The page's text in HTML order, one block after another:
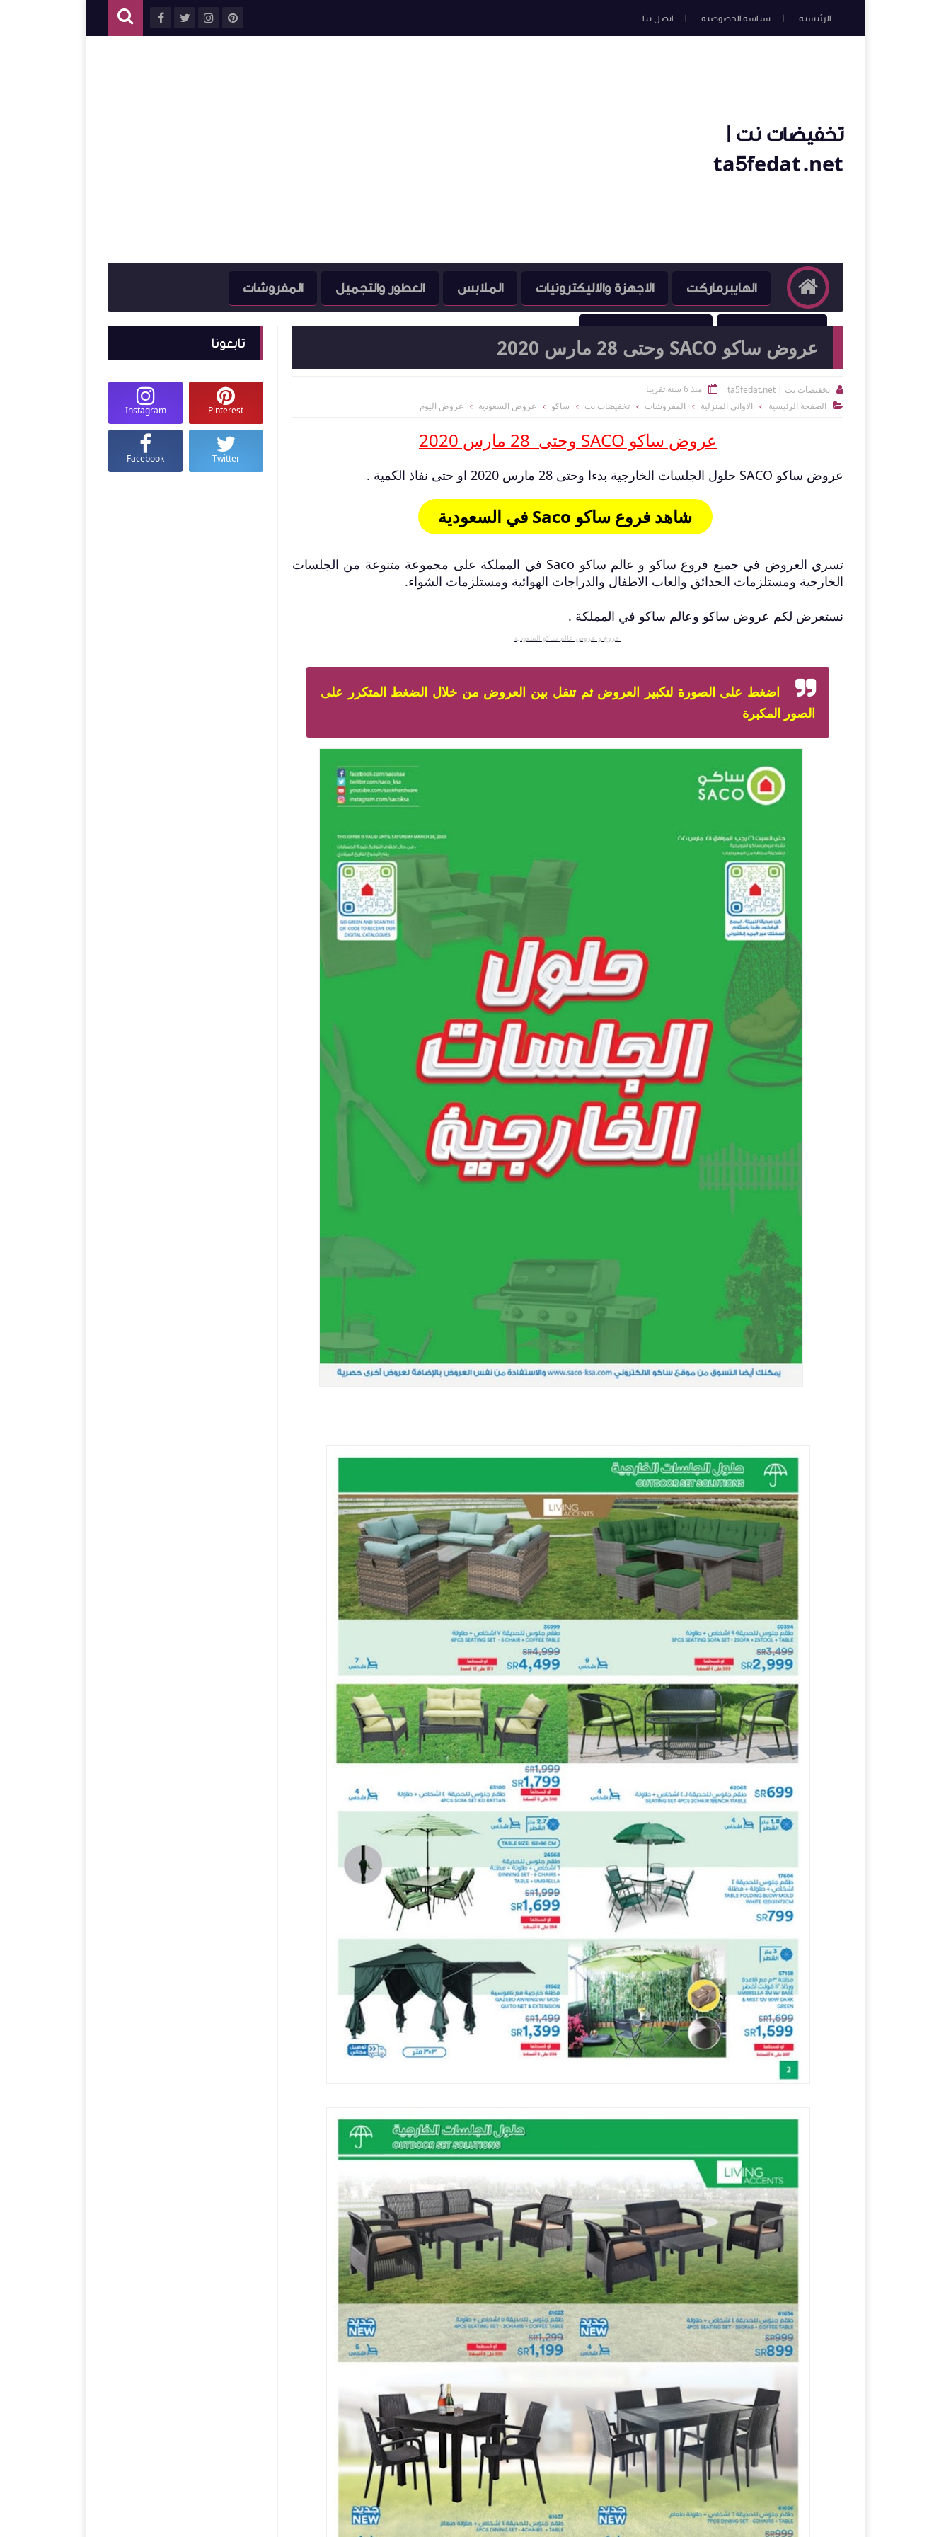
الرئيسية سياسة الخصوصية اتصل بنا
تخفيضات نت |
ta5fedat.net
الهايبرماركت الاجهزة والاليكترونيات الملابس العطور والتجميل المفروشات
النوادي الرياضية الصيدليات والمعامل
عروض ساكو SACO وحتى 28 مارس 2020
 تخفيضات نت | ta5fedat.net  منذ 6 سنة تقريبا
 الصفحة الرئيسية الاواني المنزلية المفروشات تخفيضات نت ساكو عروض السعودية عروض اليوم
عروض ساكو SACO وحتى 28 مارس 2020
عروض ساكو SACO حلول الجلسات الخارجية بدءا وحتى 28 مارس 2020 او حتى نفاذ الكمية .
شاهد فروع ساكو Saco في السعودية
تسري العروض في جميع فروع ساكو و عالم ساكو Saco في المملكة على مجموعة متنوعة من الجلسات
الخارجية ومستلزمات الحدائق والعاب الاطفال والدراجات الهوائية ومستلزمات الشواء.
نستعرض لكم عروض ساكو وعالم ساكو في المملكة .
فروع و عروض عالم ساكو السعودية
اضغط على الصورة لتكبير العروض ثم تنقل بين العروض من خلال الضغط المتكرر على
الصور المكبرة
تابعونا
Pinterest
Instagram
Twitter
Facebook